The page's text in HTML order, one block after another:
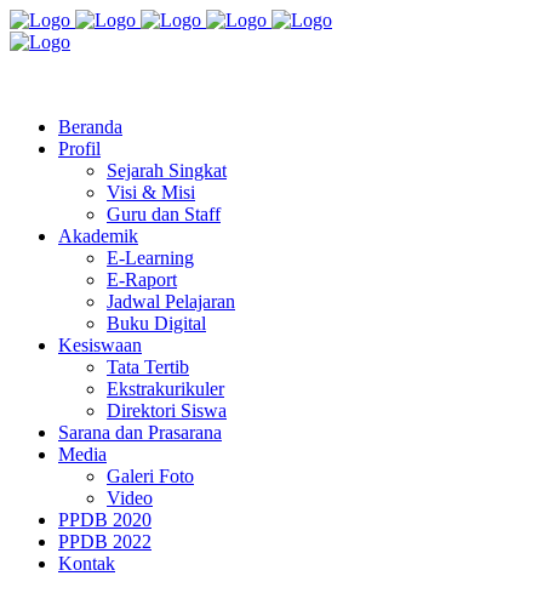
Beranda
Profil
Sejarah Singkat
Visi & Misi
Guru dan Staff
Akademik
E-Learning
E-Raport
Jadwal Pelajaran
Buku Digital
Kesiswaan
Tata Tertib
Ekstrakurikuler
Direktori Siswa
Sarana dan Prasarana
Media
Galeri Foto
Video
PPDB 2020
PPDB 2022
Kontak